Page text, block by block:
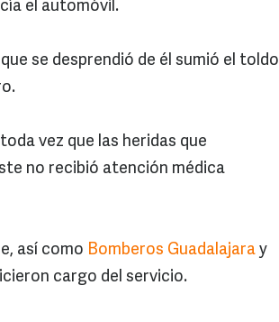
el automóvil.
se desprendió de él sumió el toldo
vez que las heridas que
no recibió atención médica
así como Bomberos Guadalajara y
cargo del servicio.